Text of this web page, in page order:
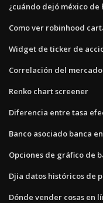
¿cuándo dejó méxico de
Como ver robinhood
Widget de ticker de
Correlación del
Renko chart screener
Diferencia entre tasa
Banco asociado banca
Opciones de gráfico de
Djia datos históricos de
Dónde vender cosas en